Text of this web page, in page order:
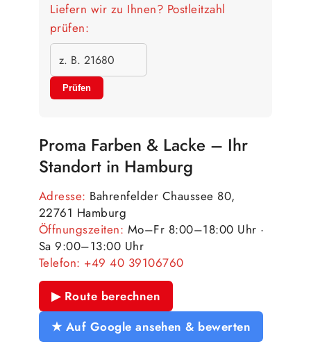
Liefern wir zu Ihnen? Postleitzahl
prüfen:
Prüfen
Proma Farben & Lacke – Ihr
Standort in Hamburg
Adresse: Bahrenfelder Chaussee 80,
22761 Hamburg
Öffnungszeiten: Mo–Fr 8:00–18:00 Uhr ·
Sa 9:00–13:00 Uhr
Telefon: +49 40 39106760
▶ Route berechnen
★ Auf Google ansehen & bewerten